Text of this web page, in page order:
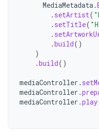
MediaMetadata.
. setArtist(
. setTitle(
.
.build()
)
.build()
mediaController .
mediaController .
mediaController .play